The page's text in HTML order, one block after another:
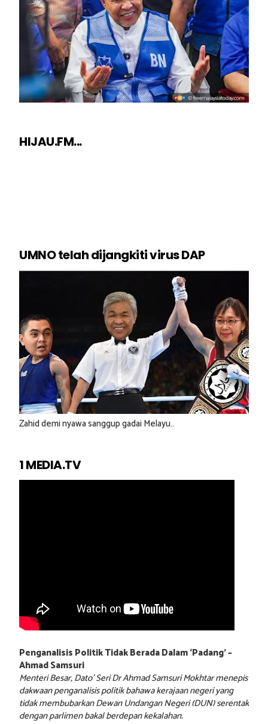
HIJAU.FM...
UMNO telah dijangkiti virus DAP
Zahid demi nyawa sanggup gadai Melayu..
1 MEDIA.TV
Penganalisis Politik Tidak Berada Dalam ‘Padang’ –
Ahmad Samsuri
Menteri Besar, Dato’ Seri Dr Ahmad Samsuri Mokhtar menepis
dakwaan penganalisis politik bahawa kerajaan negeri yang
tidak membubarkan Dewan Undangan Negeri (DUN) serentak
dengan parlimen bakal berdepan kekalahan.